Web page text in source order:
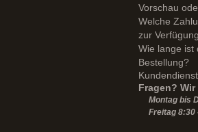
Vorschau
Welche
zur
Wie lange ist
Bestellung?
Fragen?
Montag bis
Freitag 8:30